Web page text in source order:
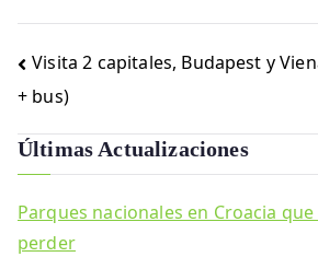
Navegación
de
entradas
Visita 2 capitales, Budapest y
+ bus)
Últimas Actualizaciones
Parques nacionales en Croacia
perder